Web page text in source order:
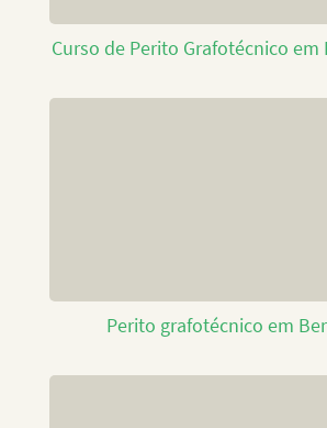
Curso de Perito Grafotécnico em
Perito grafotécnico em